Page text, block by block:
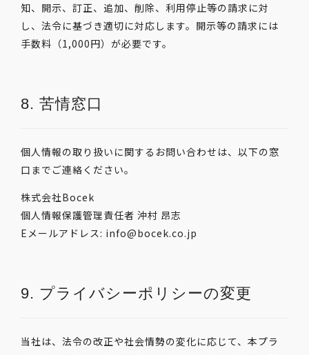
知、開示、訂正、追加、削除、利用停止等の請求に対
し、法令に基づき適切に対応します。開示等の請求には
手数料（1,000円）が必要です。
8. 苦情窓口
個人情報の取り扱いに関するお問い合わせは、以下の窓
口までご連絡ください。
株式会社Bocek
個人情報保護管理責任者 沖村 昂志
Eメールアドレス: info@bocek.co.jp
9. プライバシーポリシーの変更
当社は、法令の改正や社会情勢の変化に応じて、本プラ